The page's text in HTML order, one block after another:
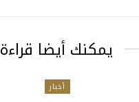
يمكنك أيضا قراءة
أخبار